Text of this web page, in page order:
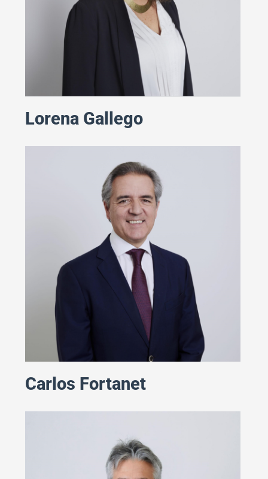
Lorena Gallego
Carlos Fortanet